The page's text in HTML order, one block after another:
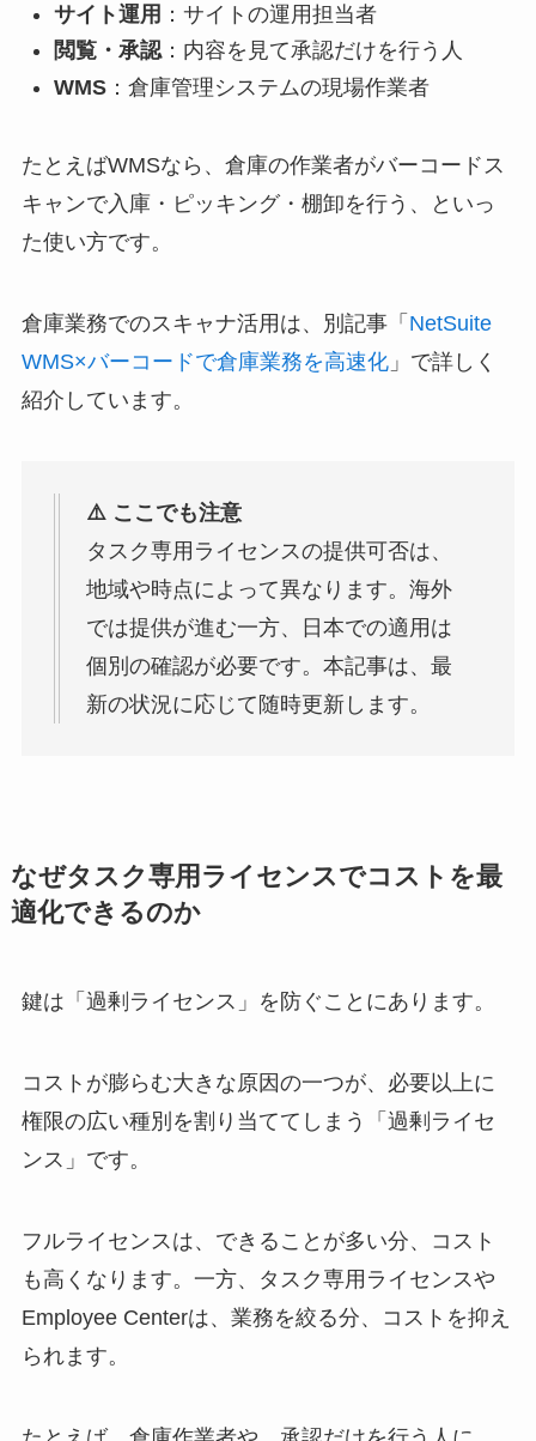
サイト運用 ：サイトの運用担当者
閲覧・承認：内容を見て承認だけを行う人
WMS：倉庫管理システムの現場作業者
たとえばWMSなら、倉庫の作業者がバーコードス
キャンで入庫・ピッキング・棚卸を行う、といっ
た使い方です。
倉庫業務でのスキャナ活用は、別記事「 NetSuite
WMS×バーコードで倉庫業務を高速化」で詳しく
紹介しています。
⚠️ ここでも注意
タスク専用ライセンスの提供可否は、
地域や時点によって異なります。海外
では提供が進む一方、日本での適用は
個別の確認が必要です。本記事は、最
新の状況に応じて随時更新します。
なぜタスク専用ライセンスでコストを最
適化できるのか
鍵は「過剰ライセンス」を防ぐことにあります。
コストが膨らむ大きな原因の一つが、必要以上に
権限の広い種別を割り当ててしまう「過剰ライセ
ンス」です。
フルライセンスは、できることが多い分、コスト
も高くなります。一方、タスク専用ライセンスや
Employee Centerは、業務を絞る分、コストを抑え
られます。